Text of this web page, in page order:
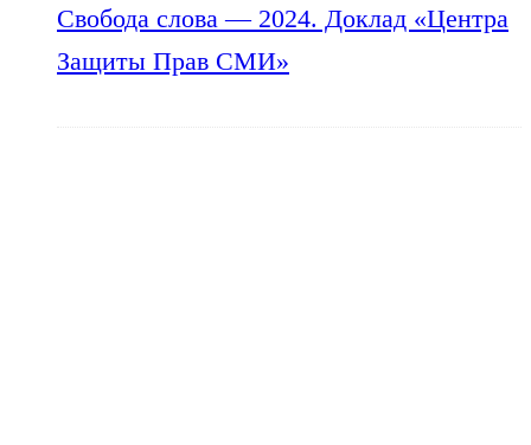
Свобода слова — 2024. Доклад «Центра
Защиты Прав СМИ»